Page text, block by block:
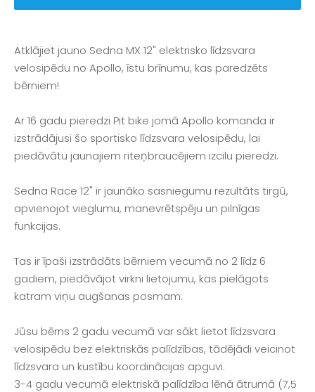
Atklājiet jauno Sedna MX 12" elektrisko līdzsvara
velosipēdu no Apollo, īstu brīnumu, kas paredzēts
bērniem!
Ar 16 gadu pieredzi Pit bike jomā Apollo komanda ir
izstrādājusi šo sportisko līdzsvara velosipēdu, lai
piedāvātu jaunajiem riteņbraucējiem izcilu pieredzi.
Sedna Race 12" ir jaunāko sasniegumu rezultāts tirgū,
apvienojot vieglumu, manevrētspēju un pilnīgas
funkcijas.
Tas ir īpaši izstrādāts bērniem vecumā no 2 līdz 6
gadiem, piedāvājot virkni lietojumu, kas pielāgots
katram viņu augšanas posmam:
Jūsu bērns 2 gadu vecumā var sākt lietot līdzsvara
velosipēdu bez elektriskās palīdzības, tādējādi veicinot
līdzsvara un kustību koordinācijas apguvi.
3-4 gadu vecumā elektriskā palīdzība lēnā ātrumā (7,5